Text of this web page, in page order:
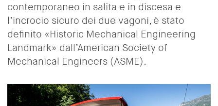
contemporaneo in salita e in discesa e
l’incrocio sicuro dei due vagoni, è stato
definito «Historic Mechanical Engineering
Landmark» dall’American Society of
Mechanical Engineers (ASME).